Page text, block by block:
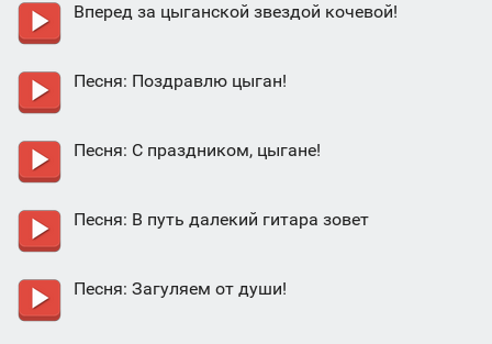
Вперед за цыганской звездой кочевой!
Песня: Поздравлю цыган!
Песня: С праздником, цыгане!
Песня: В путь далекий гитара зовет
Песня: Загуляем от души!